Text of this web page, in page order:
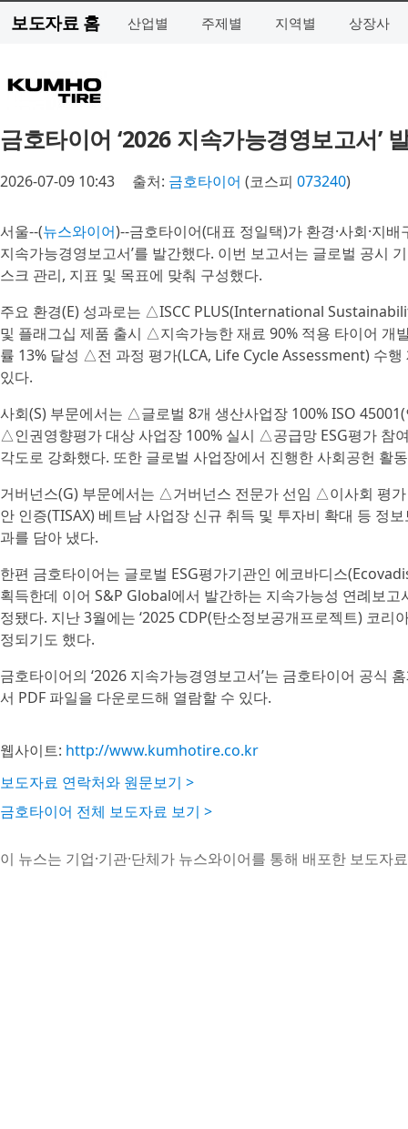
보도자료 홈 산업별 주제별 지역별 상장사
금호타이어 ‘2026 지속가능경영보고서’
2026-07-09 10:43 출처: 금호타이어 (코스피 073240)
서울--(뉴스와이어)--금호타이어(대표 정일택)가 환경·사회·지
지속가능경영보고서’를 발간했다. 이번 보고서는 글로벌 공시
스크 관리, 지표 및 목표에 맞춰 구성했다.
주요 환경(E) 성과로는 △ISCC PLUS(International
및 플래그십 제품 출시 △지속가능한 재료 90% 적용 타이어
률 13% 달성 △전 과정 평가(LCA, Life Cycle Assessment) 수
있다.
사회(S) 부문에서는 △글로벌 8개 생산사업장 100% ISO
△인권영향평가 대상 사업장 100% 실시 △공급망 ESG평가 참
각도로 강화했다. 또한 글로벌 사업장에서 진행한 사회공헌 활
거버넌스(G) 부문에서는 △거버넌스 전문가 선임 △이사회 평
안 인증(TISAX) 베트남 사업장 신규 취득 및 투자비 확대 등 정
과를 담아 냈다.
한편 금호타이어는 글로벌 ESG평가기관인 에코바디스
획득한데 이어 S&P Global에서 발간하는 지속가능성 연례보
정됐다. 지난 3월에는 ‘2025 CDP(탄소정보공개프로젝트) 코리
정되기도 했다.
금호타이어의 ‘2026 지속가능경영보고서’는 금호타이어 공식
서 PDF 파일을 다운로드해 열람할 수 있다.
웹사이트: http://www.kumhotire.co.kr
보도자료 연락처와 원문보기 >
금호타이어 전체 보도자료 보기 >
이 뉴스는 기업·기관·단체가 뉴스와이어를 통해 배포한 보도자